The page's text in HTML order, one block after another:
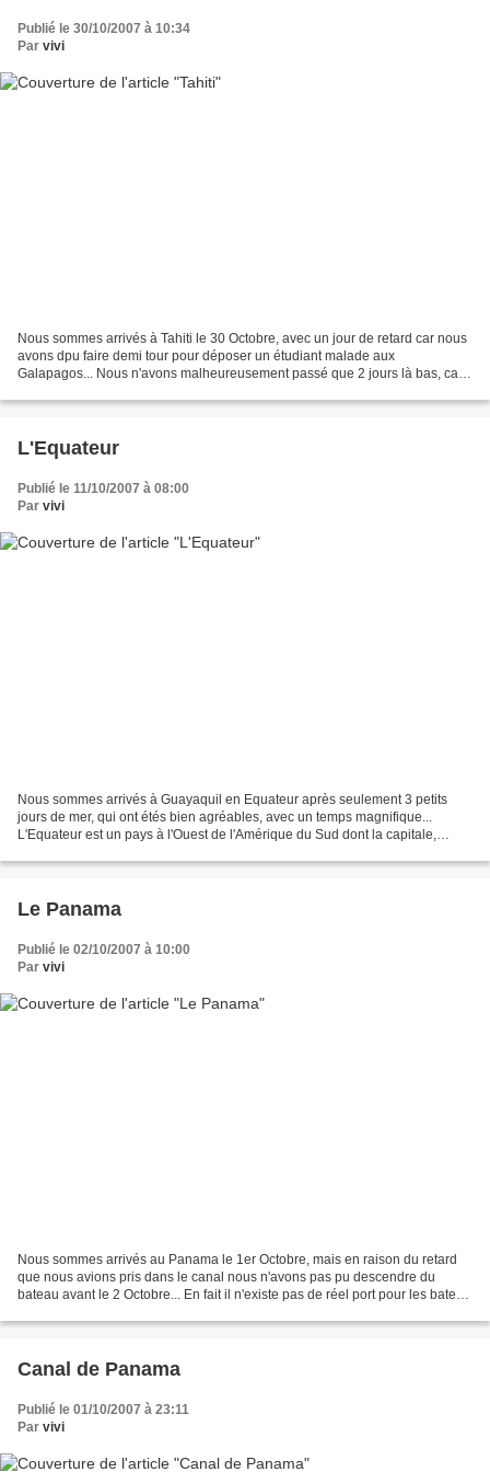
Publié le 30/10/2007 à 10:34
Par vivi
Nous sommes arrivés à Tahiti le 30 Octobre, avec un jour de retard car nous
avons dpu faire demi tour pour déposer un étudiant malade aux
Galapagos... Nous n'avons malheureusement passé que 2 jours là bas, car
L'Equateur
Publié le 11/10/2007 à 08:00
Par vivi
Nous sommes arrivés à Guayaquil en Equateur après seulement 3 petits
jours de mer, qui ont étés bien agréables, avec un temps magnifique...
L'Equateur est un pays à l'Ouest de l'Amérique du Sud dont la capitale,
Le Panama
Publié le 02/10/2007 à 10:00
Par vivi
Nous sommes arrivés au Panama le 1er Octobre, mais en raison du retard
que nous avions pris dans le canal nous n'avons pas pu descendre du
bateau avant le 2 Octobre... En fait il n'existe pas de réel port pour les bateau
Canal de Panama
Publié le 01/10/2007 à 23:11
Par vivi